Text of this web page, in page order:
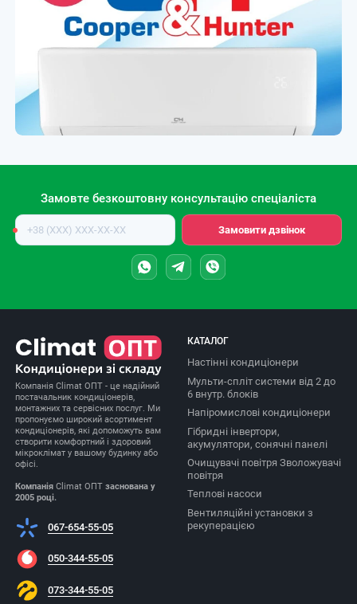
Замовте безкоштовну консультацію спеціаліста
Номер
телефону
Замовити дзвінок
Компанія Climat ОПТ - це надійний
постачальник кондиціонерів,
монтажних та сервісних послуг. Ми
пропонуємо широкий асортимент
кондиціонерів, які допоможуть вам
створити комфортний і здоровий
мікроклімат у вашому будинку або
офісі.
Компанія Climat ОПТзаснована у
2005 році.
067-654-55-05
050-344-55-05
073-344-55-05
КАТАЛОГ
Настінні кондиціонери
Мульти-спліт системи від 2 до
6 внутр. блоків
Напіромислові кондиціонери
Гібридні інвертори,
акумулятори, сонячні панелі
Очищувачі повітря Зволожувачі
повітря
Теплові насоси
Вентиляційні установки з
рекуперацією